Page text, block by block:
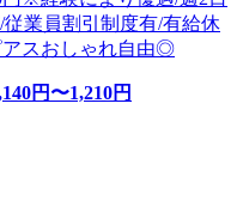
業員割引制度有/有給休
スおしゃれ自由◎
円〜1,210円